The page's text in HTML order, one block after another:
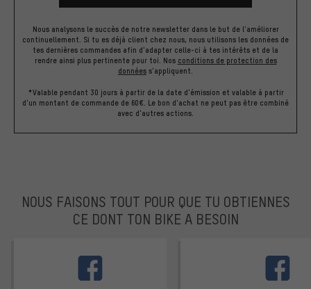
Nous analysons le succès de notre newsletter dans le but de l'améliorer
continuellement. Si tu es déjà client chez nous, nous utilisons les données de
tes dernières commandes afin d'adapter celle-ci à tes intérêts et de la
rendre ainsi plus pertinente pour toi. Nos conditions de protection des
données s'appliquent.
*Valable pendant 30 jours à partir de la date d'émission et valable à partir
d'un montant de commande de 60€. Le bon d'achat ne peut pas être combiné
avec d'autres actions.
NOUS FAISONS TOUT POUR QUE TU OBTIENNES
CE DONT TON BIKE A BESOIN